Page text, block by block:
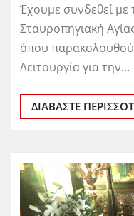
Έχουμε συνδεθεί με
Σταυροπηγιακή
όπου
Λειτουργία για την…
ΔΙΑΒΆΣΤΕ